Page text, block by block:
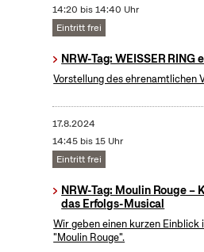
14:20 bis 14:40 Uhr
Eintritt frei
NRW-Tag: WEISSER RING
Vorstellung des ehrenamtlichen
17.8.2024
14:45 bis 15 Uhr
Eintritt frei
NRW-Tag: Moulin Rouge –
das Erfolgs-Musical
Wir geben einen kurzen Einblick
"Moulin Rouge".